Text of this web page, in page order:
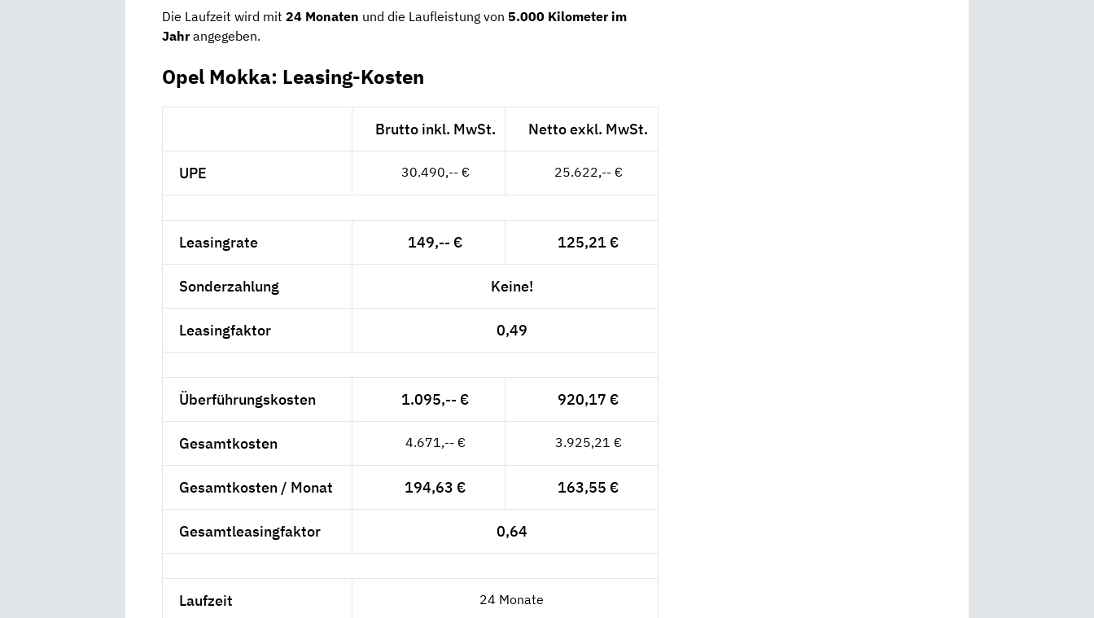
Die Laufzeit wird mit 24 Monaten und die Laufleistung von 5.000 Kilometer im
Jahrangegeben.
Opel Mokka: Leasing-Kosten
Brutto inkl. MwSt. Netto exkl. MwSt.
UPE 30.490,-- € 25.622,-- €
Leasingrate 149,-- € 125,21 €
Sonderzahlung Keine!
Leasingfaktor 0,49
Überführungskosten 1.095,-- € 920,17 €
Gesamtkosten 4.671,-- € 3.925,21 €
Gesamtkosten / Monat 194,63 € 163,55 €
Gesamtleasingfaktor 0,64
Laufzeit 24 Monate